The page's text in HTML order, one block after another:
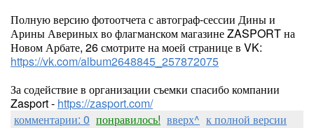
Полную версию фотоотчета с автограф-сессии Дины и
Арины Авериных во флагманском магазине ZASPORT на
Новом Арбате, 26 смотрите на моей странице в VK:
https://vk.com/album2648845_257872075
За содействие в организации съемки спасибо компании
Zasport - https://zasport.com/
комментарии: 0 понравилось! вверх^ к полной версии